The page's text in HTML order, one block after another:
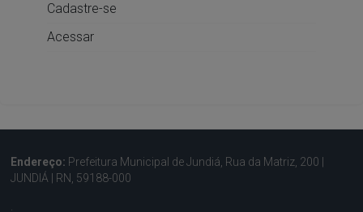
Cadastre-se
Acessar
Endereço: Prefeitura Municipal de Jundiá, Rua da Matriz, 200 |
JUNDIÁ | RN, 59188-000